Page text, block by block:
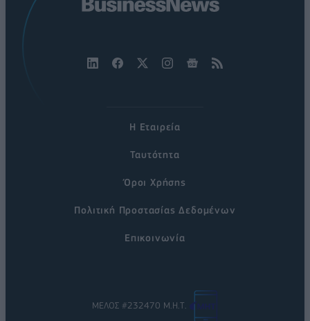
Η Εταιρεία
Ταυτότητα
Όροι Χρήσης
Πολιτική Προστασίας Δεδομένων
Επικοινωνία
ΜΕΛΟΣ #232470 Μ.Η.Τ.